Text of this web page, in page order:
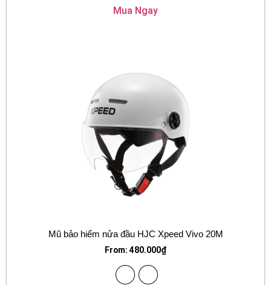
Mua Ngay
Mũ bảo hiểm nửa đầu HJC Xpeed Vivo 20M
From: 480.000₫